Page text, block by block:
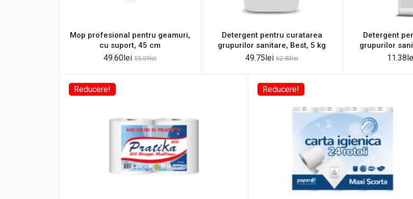
Mop profesional pentru geamuri,
cu suport, 45 cm
49.60lei 55.09lei
Detergent pentru curatarea
grupurilor sanitare, Best, 5 kg
49.75lei 62.83lei
Detergent
grupurilor
11.38
Reducere! Reducere!